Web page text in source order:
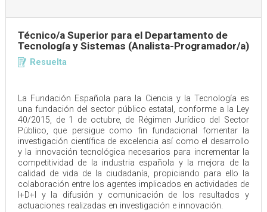
Técnico/a Superior para el Departamento de
Tecnología y Sistemas (Analista-Programador/a)
Resuelta
La Fundación Española para la Ciencia y la Tecnología es
una fundación del sector público estatal, conforme a la Ley
40/2015, de 1 de octubre, de Régimen Jurídico del Sector
Público, que persigue como fin fundacional fomentar la
investigación científica de excelencia así como el desarrollo
y la innovación tecnológica necesarios para incrementar la
competitividad de la industria española y la mejora de la
calidad de vida de la ciudadanía, propiciando para ello la
colaboración entre los agentes implicados en actividades de
I+D+I y la difusión y comunicación de los resultados y
actuaciones realizadas en investigación e innovación.